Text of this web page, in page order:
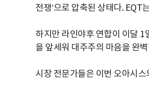
전쟁’으로 압축된 상태다. EQT
하지만 라인야후 연합이 이달
을 앞세워 대주주의 마음을 완
시장 전문가들은 이번 오아시